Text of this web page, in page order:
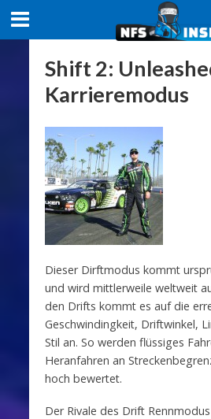
Shift 2:
Karrieremodus
Dieser Dirftmodus kommt
und wird mittlerweile weltweit
den Drifts kommt es auf die
Geschwindingkeit, Driftwinkel,
Stil an. So werden flüssiges
Heranfahren an
hoch bewertet.
Der Rivale des Drift